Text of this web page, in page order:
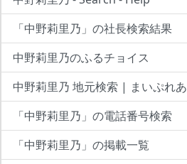
「中野莉里乃」の社長検索結果
中野莉里乃のふるチョイス
中野莉里乃 地元検索 | まいぷれあ
「中野莉里乃」の電話番号検索
「中野莉里乃」の掲載一覧